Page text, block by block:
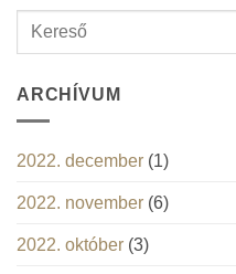
ARCHÍVUM
2022. december (1)
2022. november (6)
2022. október (3)